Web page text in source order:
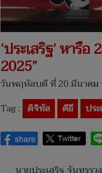
‘ประเสริฐ’ หา
2025”
วันพฤหัสบดี ที่ 20 มีนาคม
Tag : ดิจิทัล ดีอี ปร